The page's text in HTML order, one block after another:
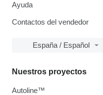
Ayuda
Contactos del vendedor
España / Español
Nuestros proyectos
Autoline™